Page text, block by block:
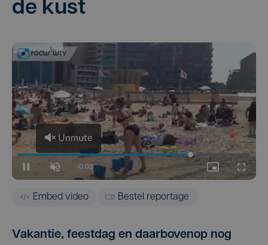
de kust
Embed video Bestel reportage
Vakantie, feestdag en daarbovenop nog